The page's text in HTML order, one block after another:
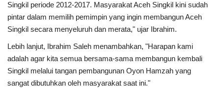
Singkil periode 2012-2017. Masyarakat Aceh Singkil kini sudah
pintar dalam memilih pemimpin yang ingin membangun Aceh
Singkil secara menyeluruh dan merata," ujar Ibrahim.
Lebih lanjut, Ibrahim Saleh menambahkan, "Harapan kami
adalah agar kita semua bersama-sama membangun kembali
Singkil melalui tangan pembangunan Oyon Hamzah yang
sangat dibutuhkan oleh masyarakat saat ini."